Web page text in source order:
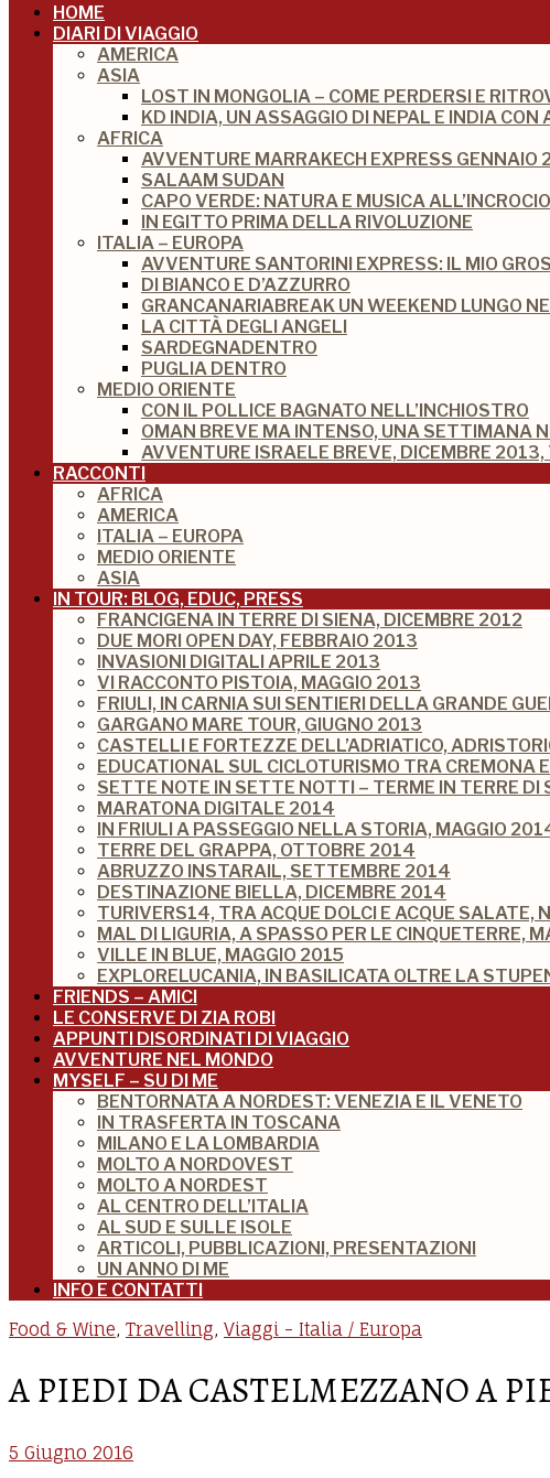
HOME
DIARI DI VIAGGIO
AMERICA
ASIA
LOST IN MONGOLIA – COME PERDERSI E
KD INDIA, UN ASSAGGIO DI NEPAL E INDIA
AFRICA
AVVENTURE MARRAKECH EXPRESS GENNAIO
SALAAM SUDAN
CAPO VERDE: NATURA E MUSICA
IN EGITTO PRIMA DELLA RIVOLUZIONE
ITALIA – EUROPA
AVVENTURE SANTORINI EXPRESS: IL MIO
DI BIANCO E D’AZZURRO
GRANCANARIABREAK UN WEEKEND LUNGO
LA CITTÀ DEGLI ANGELI
SARDEGNADENTRO
PUGLIA DENTRO
MEDIO ORIENTE
CON IL POLLICE BAGNATO NELL’INCHIOSTRO
OMAN BREVE MA INTENSO, UNA SETTIMANA
AVVENTURE ISRAELE BREVE, DICEMBRE
RACCONTI
AFRICA
AMERICA
ITALIA – EUROPA
MEDIO ORIENTE
ASIA
IN TOUR: BLOG, EDUC, PRESS
FRANCIGENA IN TERRE DI SIENA, DICEMBRE 2012
DUE MORI OPEN DAY, FEBBRAIO 2013
INVASIONI DIGITALI APRILE 2013
VI RACCONTO PISTOIA, MAGGIO 2013
FRIULI, IN CARNIA SUI SENTIERI DELLA GRANDE
GARGANO MARE TOUR, GIUGNO 2013
CASTELLI E FORTEZZE DELL’ADRIATICO,
EDUCATIONAL SUL CICLOTURISMO TRA CREMONA
SETTE NOTE IN SETTE NOTTI – TERME IN TERRE DI
MARATONA DIGITALE 2014
IN FRIULI A PASSEGGIO NELLA STORIA, MAGGIO
TERRE DEL GRAPPA, OTTOBRE 2014
ABRUZZO INSTARAIL, SETTEMBRE 2014
DESTINAZIONE BIELLA, DICEMBRE 2014
TURIVERS14, TRA ACQUE DOLCI E ACQUE SALATE,
MAL DI LIGURIA, A SPASSO PER LE CINQUETERRE,
VILLE IN BLUE, MAGGIO 2015
EXPLORELUCANIA, IN BASILICATA OLTRE LA
FRIENDS – AMICI
LE CONSERVE DI ZIA ROBI
APPUNTI DISORDINATI DI VIAGGIO
AVVENTURE NEL MONDO
MYSELF – SU DI ME
BENTORNATA A NORDEST: VENEZIA E IL VENETO
IN TRASFERTA IN TOSCANA
MILANO E LA LOMBARDIA
MOLTO A NORDOVEST
MOLTO A NORDEST
AL CENTRO DELL’ITALIA
AL SUD E SULLE ISOLE
ARTICOLI, PUBBLICAZIONI, PRESENTAZIONI
UN ANNO DI ME
INFO E CONTATTI
Food & Wine, Travelling, Viaggi - Italia / Europa
A PIEDI DA CASTELMEZZANO A
5 Giugno 2016